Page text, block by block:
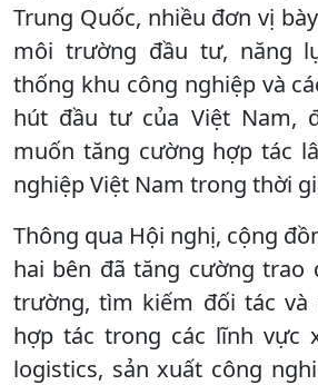
Trung Quốc, nhiều đơn vị
môi trường đầu tư, năng
thống khu công nghiệp và
hút đầu tư của Việt Nam,
muốn tăng cường hợp tác
nghiệp Việt Nam trong thời
Thông qua Hội nghị, cộng
hai bên đã tăng cường
trường, tìm kiếm đối tác
hợp tác trong các lĩnh vực
logistics, sản xuất công